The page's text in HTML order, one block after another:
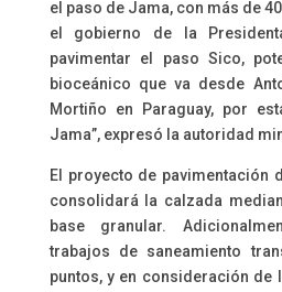
el paso de Jama, con más de
el gobierno de la
pavimentar el paso Sico,
bioceánico que va desde
Mortiño en Paraguay, por
Jama”, expresó la autoridad
El proyecto de pavimentación
consolidará la calzada
base granular.
trabajos de saneamiento
puntos, y en consideración de